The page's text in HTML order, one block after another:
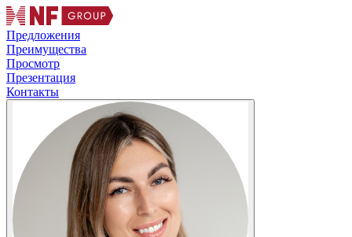
Предложения
Преимущества
Просмотр
Презентация
Контакты